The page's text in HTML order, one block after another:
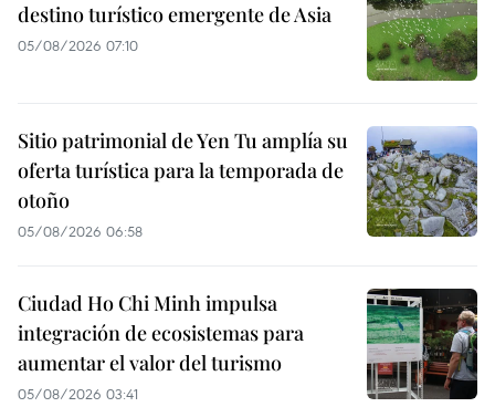
destino turístico emergente de Asia
05/08/2026 07:10
Sitio patrimonial de Yen Tu amplía su
oferta turística para la temporada de
otoño
05/08/2026 06:58
Ciudad Ho Chi Minh impulsa
integración de ecosistemas para
aumentar el valor del turismo
05/08/2026 03:41